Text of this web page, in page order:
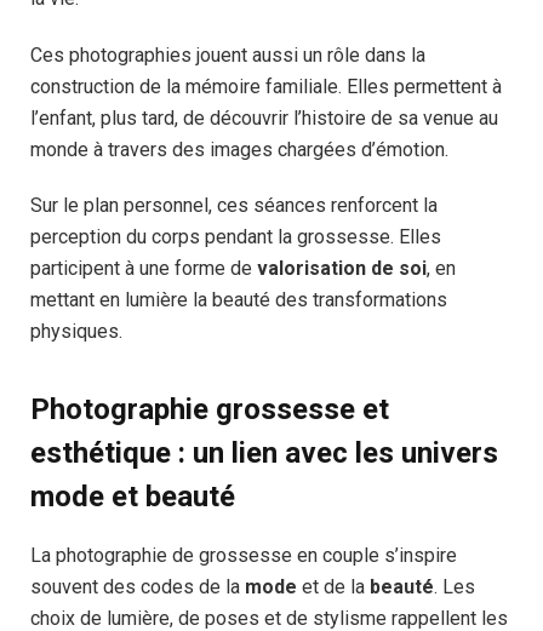
Ces photographies jouent aussi un rôle dans la
construction de la mémoire familiale. Elles permettent à
l’enfant, plus tard, de découvrir l’histoire de sa venue au
monde à travers des images chargées d’émotion.
Sur le plan personnel, ces séances renforcent la
perception du corps pendant la grossesse. Elles
participent à une forme de valorisation de soi, en
mettant en lumière la beauté des transformations
physiques.
Photographie grossesse et
esthétique : un lien avec les univers
mode et beauté
La photographie de grossesse en couple s’inspire
souvent des codes de la mode et de la beauté. Les
choix de lumière, de poses et de stylisme rappellent les